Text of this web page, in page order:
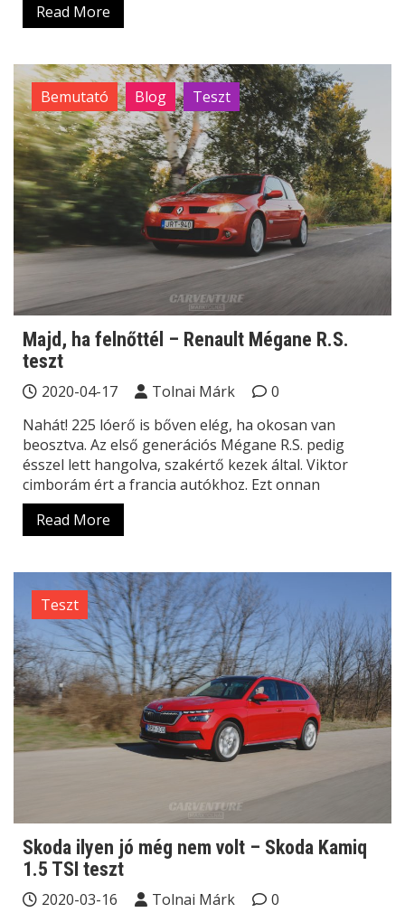
Read More
Bemutató Blog Teszt
Majd, ha felnőttél – Renault Mégane R.S.
teszt
2020-04-17 Tolnai Márk
0
Nahát! 225 lóerő is bőven elég, ha okosan van
beosztva. Az első generációs Mégane R.S. pedig
ésszel lett hangolva, szakértő kezek által. Viktor
cimborám ért a francia autókhoz. Ezt onnan
Read More
Teszt
Skoda ilyen jó még nem volt – Skoda Kamiq
1.5 TSI teszt
2020-03-16 Tolnai Márk
0